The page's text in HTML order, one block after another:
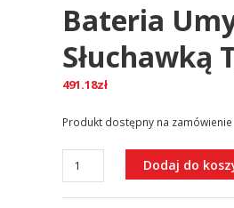
Bateria
Słuchawką
491.18zł
Produkt dostępny na zamówienie
ilość
Bateria
umywalkowa
Dodaj do